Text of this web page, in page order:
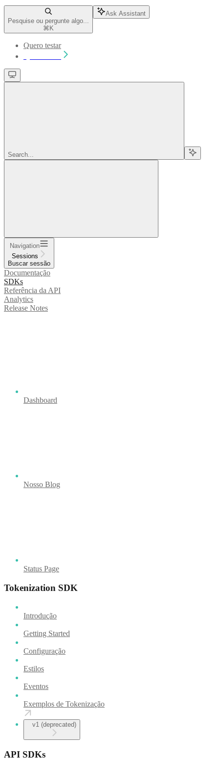
Pesquise ou pergunte algo...
⌘ K
Ask Assistant
Quero testar
Search...
Navigation
Sessions
Buscar sessão
Documentação
SDKs
Referência da API
Analytics
Release Notes
Dashboard
Nosso Blog
Status Page
Tokenization SDK
Introdução
Getting Started
Configuração
Estilos
Eventos
Exemplos de Tokenização
v1 (deprecated)
API SDKs